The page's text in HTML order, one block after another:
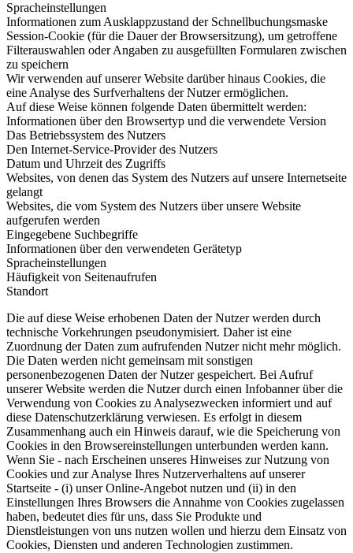
Spracheinstellungen
Informationen zum Ausklappzustand der Schnellbuchungsmaske
Session-Cookie (für die Dauer der Browsersitzung), um getroffene
Filterauswahlen oder Angaben zu ausgefüllten Formularen zwischen
zu speichern
Wir verwenden auf unserer Website darüber hinaus Cookies, die
eine Analyse des Surfverhaltens der Nutzer ermöglichen.
Auf diese Weise können folgende Daten übermittelt werden:
Informationen über den Browsertyp und die verwendete Version
Das Betriebssystem des Nutzers
Den Internet-Service-Provider des Nutzers
Datum und Uhrzeit des Zugriffs
Websites, von denen das System des Nutzers auf unsere Internetseite
gelangt
Websites, die vom System des Nutzers über unsere Website
aufgerufen werden
Eingegebene Suchbegriffe
Informationen über den verwendeten Gerätetyp
Spracheinstellungen
Häufigkeit von Seitenaufrufen
Standort
Die auf diese Weise erhobenen Daten der Nutzer werden durch
technische Vorkehrungen pseudonymisiert. Daher ist eine
Zuordnung der Daten zum aufrufenden Nutzer nicht mehr möglich.
Die Daten werden nicht gemeinsam mit sonstigen
personenbezogenen Daten der Nutzer gespeichert. Bei Aufruf
unserer Website werden die Nutzer durch einen Infobanner über die
Verwendung von Cookies zu Analysezwecken informiert und auf
diese Datenschutzerklärung verwiesen. Es erfolgt in diesem
Zusammenhang auch ein Hinweis darauf, wie die Speicherung von
Cookies in den Browsereinstellungen unterbunden werden kann.
Wenn Sie - nach Erscheinen unseres Hinweises zur Nutzung von
Cookies und zur Analyse Ihres Nutzerverhaltens auf unserer
Startseite - (i) unser Online-Angebot nutzen und (ii) in den
Einstellungen Ihres Browsers die Annahme von Cookies zugelassen
haben, bedeutet dies für uns, dass Sie Produkte und
Dienstleistungen von uns nutzen wollen und hierzu dem Einsatz von
Cookies, Diensten und anderen Technologien zustimmen.